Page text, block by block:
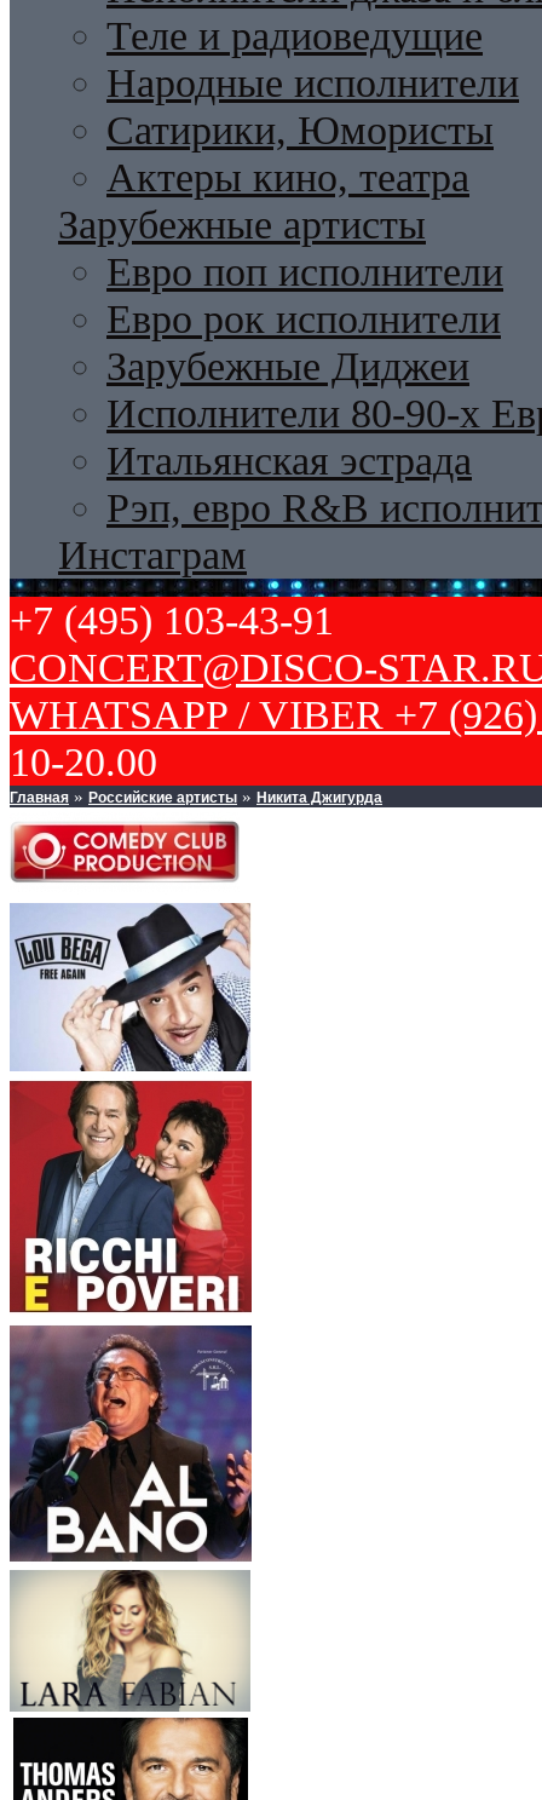
Теле и радиоведущие
Народные исполнители
Сатирики, Юмористы
Актеры кино, театра
Зарубежные артисты
Евро поп исполнители
Евро рок исполнители
Зарубежные Диджеи
Исполнители 80-90-х
Итальянская эстрада
Рэп, евро R&B
Инстаграм
+7 (495) 103-43-91
CONCERT@DISCO-
WHATSAPP / VIBER +7
10-20.00
Главная » Российские артисты » Никита Джигурда